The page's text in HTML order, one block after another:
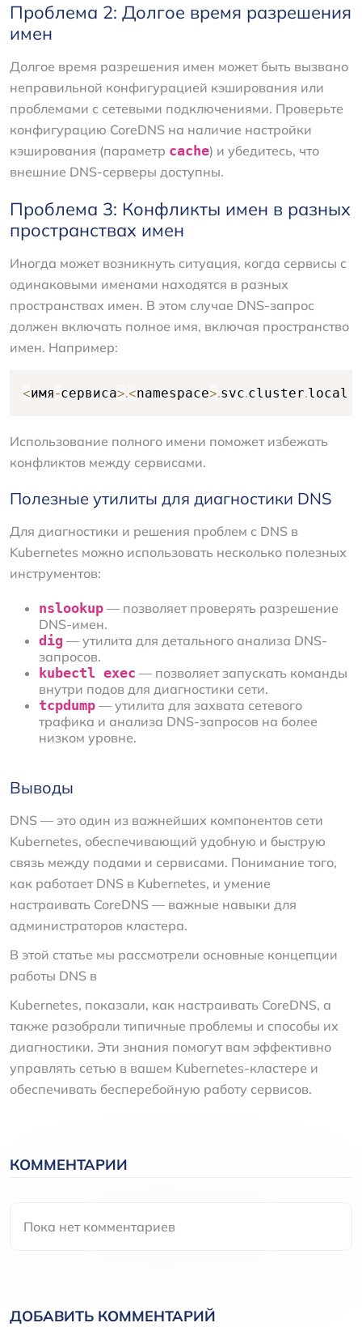
Проблема 2: Долгое время разрешения
имен
Долгое время разрешения имен может быть вызвано
неправильной конфигурацией кэширования или
проблемами с сетевыми подключениями. Проверьте
конфигурацию CoreDNS на наличие настройки
кэширования (параметр cache) и убедитесь, что
внешние DNS-серверы доступны.
Проблема 3: Конфликты имен в разных
пространствах имен
Иногда может возникнуть ситуация, когда сервисы с
одинаковыми именами находятся в разных
пространствах имен. В этом случае DNS-запрос
должен включать полное имя, включая пространство
имен. Например:
<имя-сервиса>.<namespace>.svc.cluster.local
Использование полного имени поможет избежать
конфликтов между сервисами.
Полезные утилиты для диагностики DNS
Для диагностики и решения проблем с DNS в
Kubernetes можно использовать несколько полезных
инструментов:
nslookup — позволяет проверять разрешение
DNS-имен.
dig — утилита для детального анализа DNS-
запросов.
kubectl exec — позволяет запускать команды
внутри подов для диагностики сети.
tcpdump — утилита для захвата сетевого
трафика и анализа DNS-запросов на более
низком уровне.
Выводы
DNS — это один из важнейших компонентов сети
Kubernetes, обеспечивающий удобную и быструю
связь между подами и сервисами. Понимание того,
как работает DNS в Kubernetes, и умение
настраивать CoreDNS — важные навыки для
администраторов кластера.
В этой статье мы рассмотрели основные концепции
работы DNS в
Kubernetes, показали, как настраивать CoreDNS, а
также разобрали типичные проблемы и способы их
диагностики. Эти знания помогут вам эффективно
управлять сетью в вашем Kubernetes-кластере и
обеспечивать бесперебойную работу сервисов.
КОММЕНТАРИИ
Пока нет комментариев
ДОБАВИТЬ КОММЕНТАРИЙ